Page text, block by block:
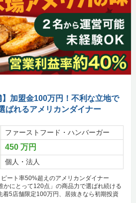
】加盟金100万円！不利な立地で
ばれるアメリカンダイナー
ファーストフード・ハンバーガー
450 万円
個人・法人
ート率50%超えのアメリカンダイナー
かにとって120点」の商品力で選ばれ続ける
着5店舗限定100万円、居抜きなら初期投資